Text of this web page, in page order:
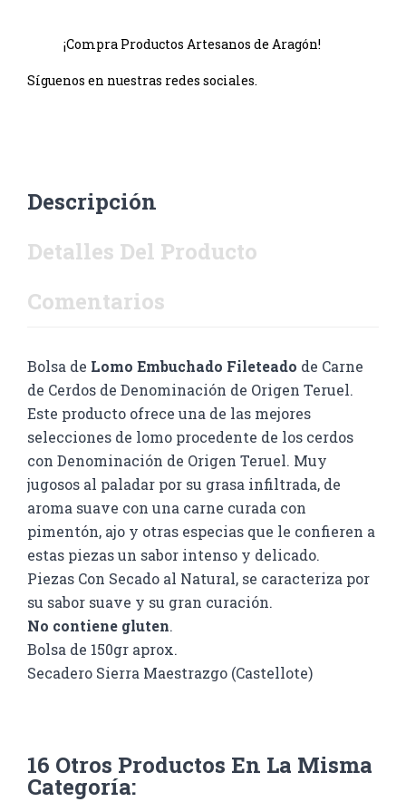
¡Compra Productos Artesanos de Aragón!
Síguenos en nuestras redes sociales.
Descripción
Detalles Del Producto
Comentarios
Bolsa de Lomo Embuchado Fileteado de Carne
de Cerdos de Denominación de Origen Teruel.
Este producto ofrece una de las mejores
selecciones de lomo procedente de los cerdos
con Denominación de Origen Teruel. Muy
jugosos al paladar por su grasa infiltrada, de
aroma suave con una carne curada con
pimentón, ajo y otras especias que le confieren a
estas piezas un sabor intenso y delicado.
Piezas Con Secado al Natural, se caracteriza por
su sabor suave y su gran curación.
No contiene gluten.
Bolsa de 150gr aprox.
Secadero Sierra Maestrazgo (Castellote)
16 Otros Productos En La Misma
Categoría: